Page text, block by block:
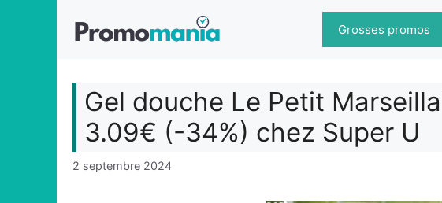
Grosses promos
Gel douche Le Petit
3.09€ (-34%) chez Super U
2 septembre 2024